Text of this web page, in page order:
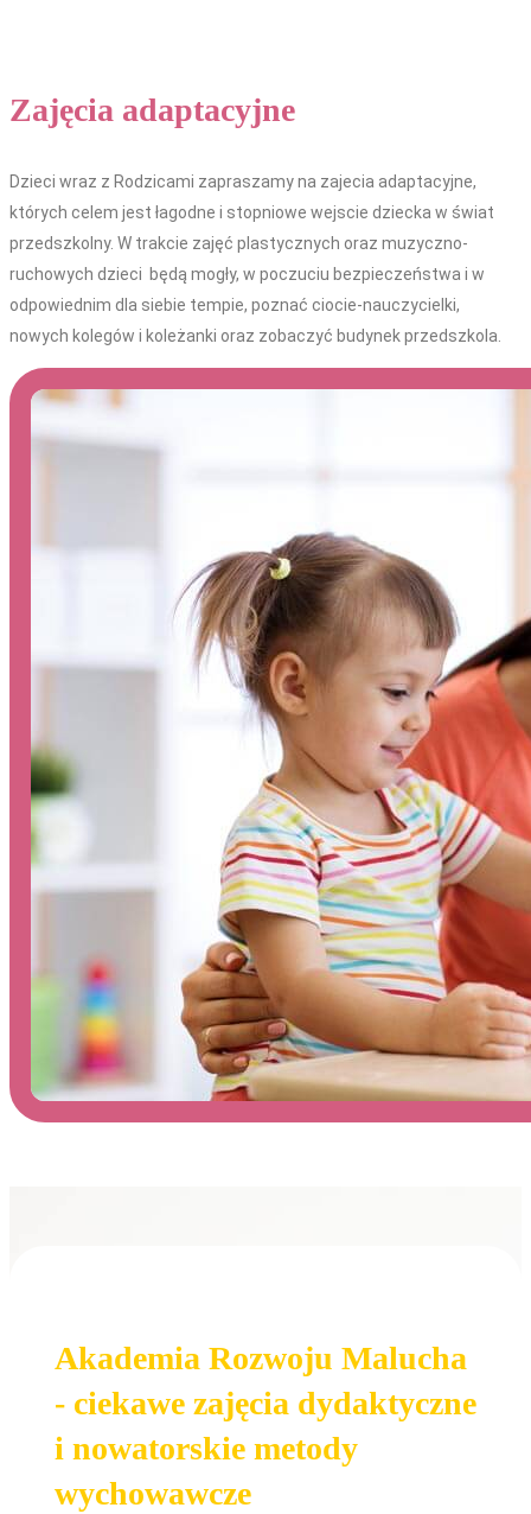
Zajęcia adaptacyjne
Dzieci wraz z Rodzicami zapraszamy na zajecia adaptacyjne,
których celem jest łagodne i stopniowe wejscie dziecka w świat
przedszkolny. W trakcie zajęć plastycznych oraz muzyczno-
ruchowych dzieci będą mogły, w poczuciu bezpieczeństwa i w
odpowiednim dla siebie tempie, poznać ciocie-nauczycielki,
nowych kolegów i koleżanki oraz zobaczyć budynek przedszkola.
Akademia Rozwoju Malucha
- ciekawe zajęcia dydaktyczne
i nowatorskie metody
wychowawcze